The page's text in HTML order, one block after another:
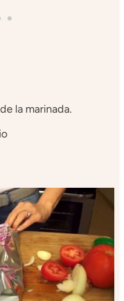
la marinada.